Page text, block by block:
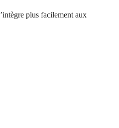
plus facilement aux